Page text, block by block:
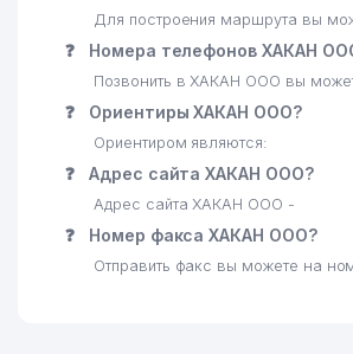
Для построения маршрута вы
❓ Номера телефонов ХАКАН
Позвонить в ХАКАН ООО вы
❓ Ориентиры ХАКАН ООО?
Ориентиром являются:
❓ Адрес сайта ХАКАН ООО?
Адрес сайта ХАКАН ООО -
❓ Номер факса ХАКАН ООО?
Отправить факс вы можете на